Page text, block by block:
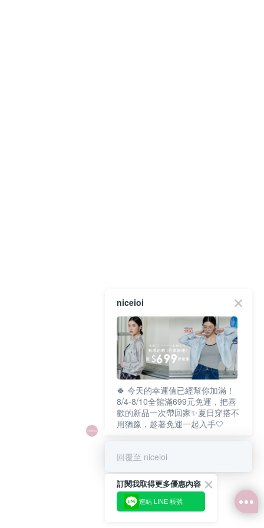
niceioi
🍀 今天的幸運值已經幫你加滿！
8/4-8/10全館滿699元免運，把喜
歡的新品一次帶回家✨夏日穿搭不
用猶豫，趁著免運一起入手🤍
回覆至 niceioi
訂閱我取得更多優惠內容
連結 LINE 帳號